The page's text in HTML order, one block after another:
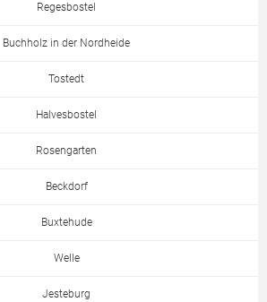
Regesbostel
Buchholz in der Nordheide
Tostedt
Halvesbostel
Rosengarten
Beckdorf
Buxtehude
Welle
Jesteburg